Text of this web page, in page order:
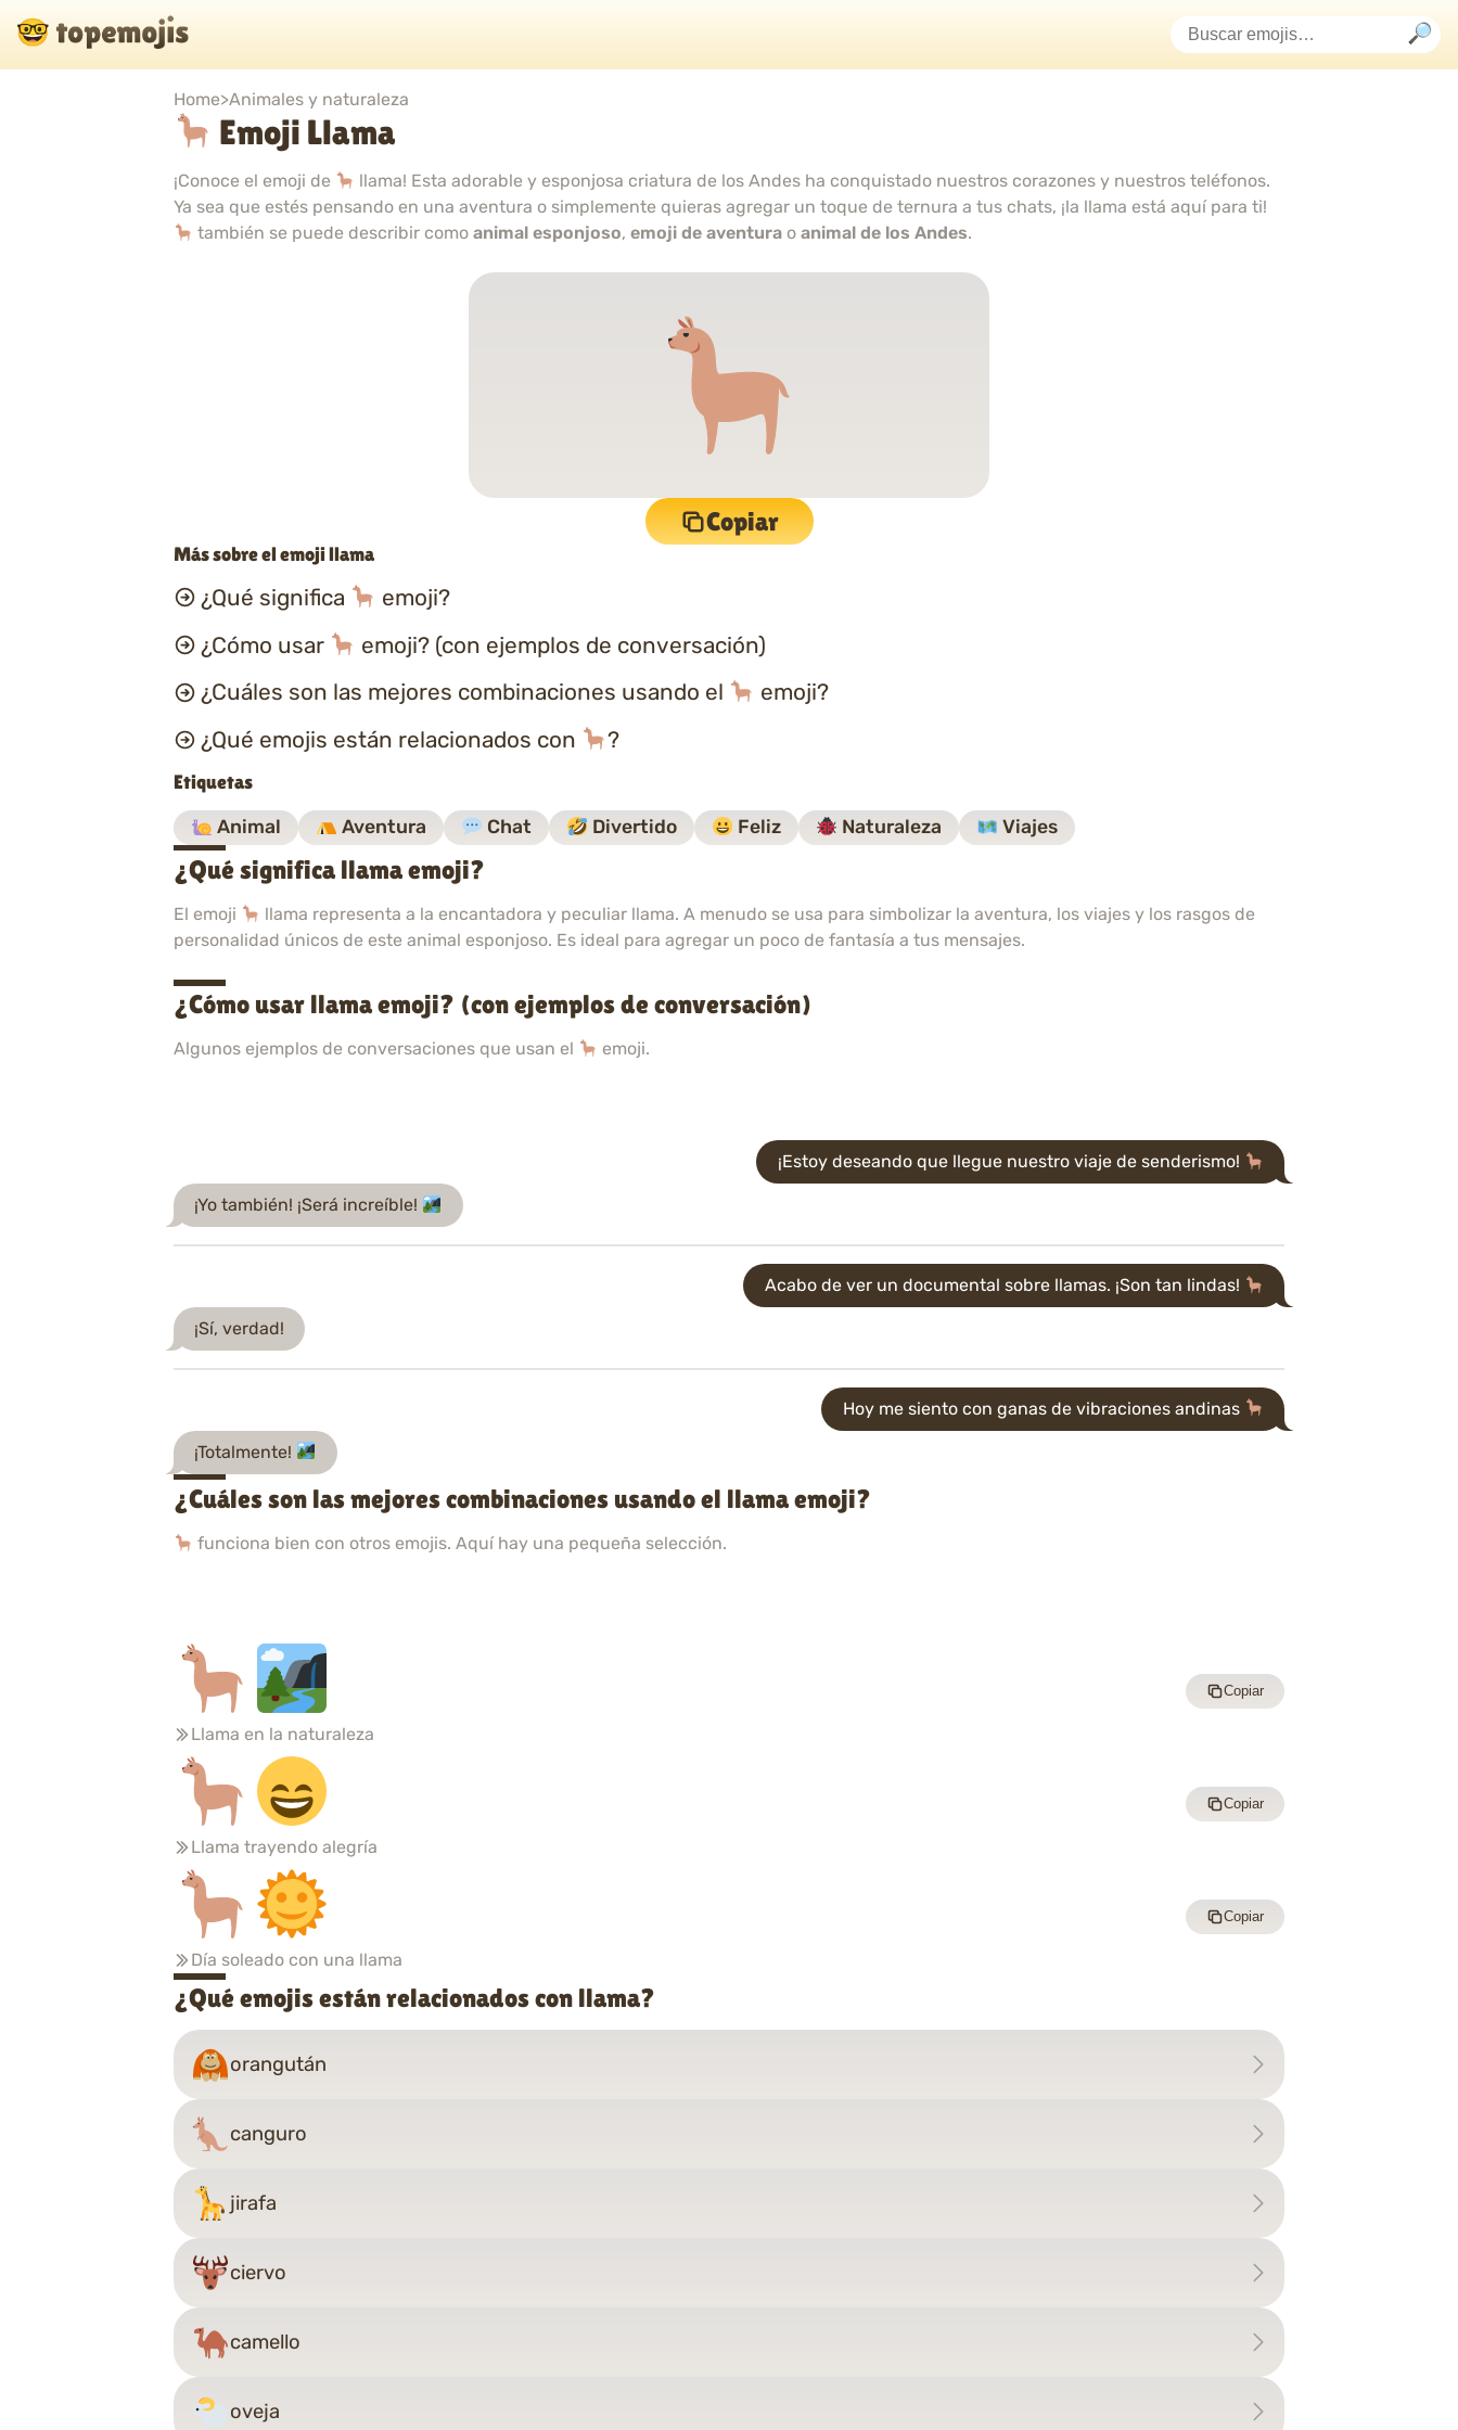
Home>Animales y naturaleza
Emoji Llama
¡Conoce el emoji de
llama! Esta adorable y esponjosa criatura de los Andes ha conquistado nuestros corazones y nuestros teléfonos.
Ya sea que estés pensando en una aventura o simplemente quieras agregar un toque de ternura a tus chats, ¡la llama está aquí para ti!
también se puede describir comoanimal esponjoso,emoji de aventura oanimal de los Andes.
Copiar
Más sobre el emoji llama
¿Qué significa
emoji?
¿Cómo usar
emoji? (con ejemplos de conversación)
¿Cuáles son las mejores combinaciones usando el
emoji?
¿Qué emojis están relacionados con
?
Etiquetas
Animal Aventura Chat Divertido Feliz Naturaleza Viajes
¿Qué significa llama emoji?
El emoji
llama representa a la encantadora y peculiar llama. A menudo se usa para simbolizar la aventura, los viajes y los rasgos de
personalidad únicos de este animal esponjoso. Es ideal para agregar un poco de fantasía a tus mensajes.
¿Cómo usar llama emoji? (con ejemplos de conversación)
Algunos ejemplos de conversaciones que usan el emoji.
¡Estoy deseando que llegue nuestro viaje de senderismo!
¡Yo también! ¡Será increíble!
Acabo de ver un documental sobre llamas. ¡Son tan lindas!
¡Sí, verdad!
Hoy me siento con ganas de vibraciones andinas
¡Totalmente!
¿Cuáles son las mejores combinaciones usando el llama emoji?
funciona bien con otros emojis. Aquí hay una pequeña selección.
Llama en la naturaleza
Copiar
Llama trayendo alegría
Copiar
Día soleado con una llama
Copiar
¿Qué emojis están relacionados con llama?
orangután
canguro
jirafa
ciervo
camello
oveja